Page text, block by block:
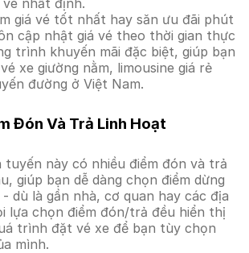
nhất định.
giá vé tốt nhất hay săn ưu đãi phút
cập nhật giá vé theo thời gian thực
trình khuyến mãi đặc biệt, giúp bạn
xe giường nằm, limousine giá rẻ
đường ở Việt Nam.
Đón Và Trả Linh Hoạt
tuyến này có nhiều điểm đón và trả
giúp bạn dễ dàng chọn điểm dừng
dù là gần nhà, cơ quan hay các địa
lựa chọn điểm đón/trả đều hiển thị
trình đặt vé xe để bạn tùy chọn
mình.